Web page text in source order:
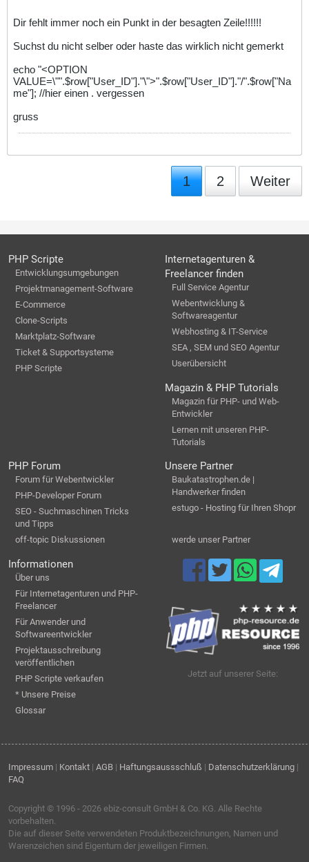
Dir fehlt immer noch ein Punkt in der besagten Zeile!!!!!!
Suchst du nicht selber oder haste das wirklich nicht gemerkt
echo "<OPTION
VALUE=\"".$row["User_ID"]."\">".$row["User_ID"]."/".$row["Na
me"]; //hier einen . vergessen
gruss
1 2 Weiter
PHP Scripte
Entwicklungsumgebungen
Projektmanagement-Software
E-Commerce
Clone-Scripts
Marktplatz-Software
Ticket & Supportsysteme
PHP Scripte
Internetagenturen &
Freelancer finden
Full Service Agentur
Webentwicklung &
Softwareagentur
Webhosting & IT-Service
SEA , SEM und SEO Agentur
Userübersicht
Magazin & PHP Tutorials
Magazin für PHP- und Web-
Entwickler
Lernen mit unseren PHP-
Tutorials
PHP Forum
Forum für Webentwickler
PHP-Developer Forum
SEO - Suchmaschinen Tricks
und Tipps
off-topic Diskussionen
Unsere Partner
Baukatastrophen.de |
Handwerker finden
estugo - Hosting für Ihren Shopr
werde unser Partner
Informationen
Über uns
Für Internetagenturen und PHP-
Freelancer
Für Anwender und
Softwareentwickler
Projektausschreibung
veröffentlichen
PHP Scripte verkaufen
* Unsere Preise
Glossar
Jetzt auf unserer Seite:
Impressum | Kontakt | AGB | Haftungsaussschluß | Datenschutzerklärung |
FAQ
Copyright © 1996 - 2026 ebiz-consult GmbH & Co. KG. Alle Rechte
vorbehalten.
Die auf dieser Seite verwendeten Produktbezeichnungen, Namen und
Warenzeichen sind Eigentum der jeweiligen Firmen.